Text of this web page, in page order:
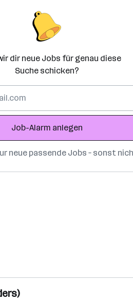
dir neue Jobs für genau diese
Suche schicken?
Job-Alarm anlegen
neue passende Jobs – sonst